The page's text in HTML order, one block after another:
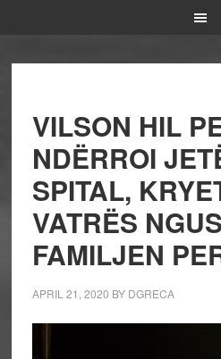
VILSON HIL
NDËRROI
SPITAL,
VATRËS
FAMILJEN
APRIL 21, 2020 BY DGRECA